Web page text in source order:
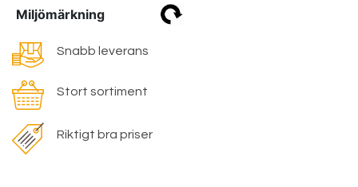
Miljömärkning
Snabb leverans
Stort sortiment
Riktigt bra priser